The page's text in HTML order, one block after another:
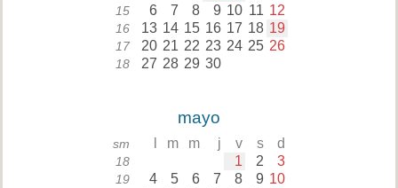
15 6 7 8 9 10 11 12
16 13 14 15 16 17 18 19
17 20 21 22 23 24 25 26
18 27 28 29 30
mayo
sm m m j v s d
18 1 2 3
19 4 5 6 7 8 9 10